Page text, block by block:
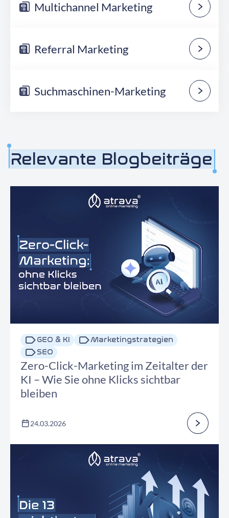
Multichannel Marketing
Referral Marketing
Suchmaschinen-Marketing
Relevante Blogbeiträge
GEO & KI
Marketingstrategien
SEO
Zero-Click-Marketing im Zeitalter der
KI – Wie Sie ohne Klicks sichtbar
bleiben
24.03.2026